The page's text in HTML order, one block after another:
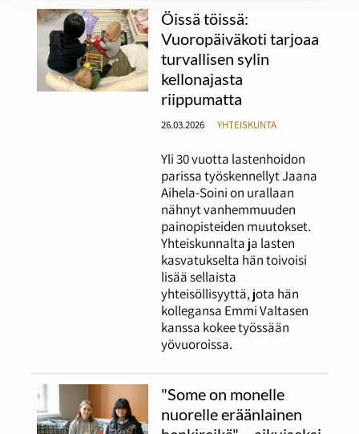
Öissä töissä:
Vuoropäiväkoti tarjoaa
turvallisen sylin
kellonajasta
riippumatta
26.03.2026 YHTEISKUNTA
Yli 30 vuotta lastenhoidon
parissa työskennellyt Jaana
Aihela-Soini on urallaan
nähnyt vanhemmuuden
painopisteiden muutokset.
Yhteiskunnalta ja lasten
kasvatukselta hän toivoisi
lisää sellaista
yhteisöllisyyttä, jota hän
kollegansa Emmi Valtasen
kanssa kokee työssään
yövuoroissa.
"Some on monelle
nuorelle eräänlainen